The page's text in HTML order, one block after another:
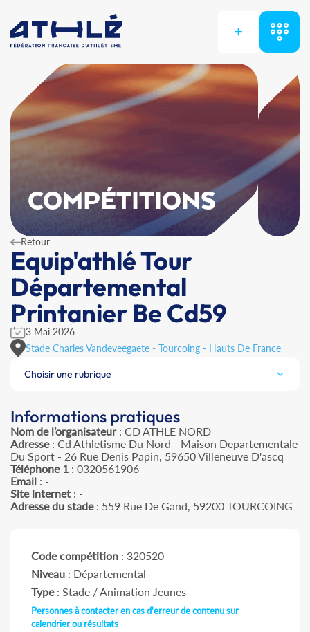
+
COMPÉTITIONS
Retour
Equip'athlé Tour
Départemental
Printanier Be Cd59
3 Mai 2026
Stade Charles Vandeveegaete - Tourcoing - Hauts De France
Choisir une rubrique
Informations pratiques
Nom de l’organisateur: CD ATHLE NORD
Adresse: Cd Athletisme Du Nord - Maison Departementale
Du Sport - 26 Rue Denis Papin, 59650 Villeneuve D'ascq
Téléphone 1 : 0320561906
Email : -
Site internet : -
Adresse du stade: 559 Rue De Gand, 59200 TOURCOING
Code compétition : 320520
Niveau : Départemental
Type: Stade / Animation Jeunes
Personnes à contacter en cas d'erreur de contenu sur
calendrier ou résultats